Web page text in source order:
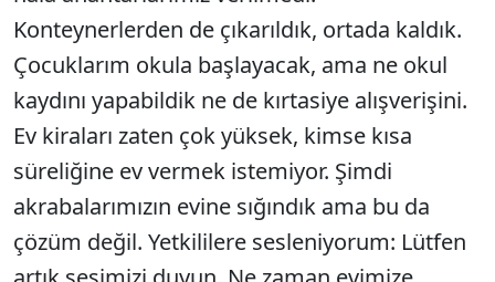
Konteynerlerden de çıkarıldık, ortada kaldık.
Çocuklarım okula başlayacak, ama ne okul
kaydını yapabildik ne de kırtasiye alışverişini.
Ev kiraları zaten çok yüksek, kimse kısa
süreliğine ev vermek istemiyor. Şimdi
akrabalarımızın evine sığındık ama bu da
çözüm değil. Yetkililere sesleniyorum: Lütfen